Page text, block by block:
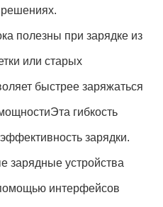
полезны при зарядке из
или старых
быстрее заряжаться
гибкость
зарядки.
зарядные устройства
интерфейсов